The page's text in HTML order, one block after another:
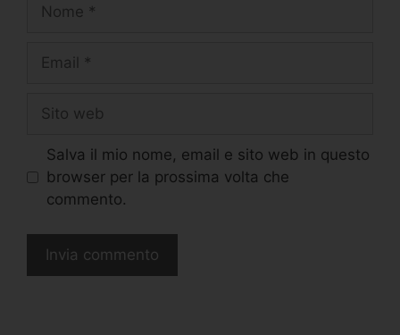
Salva il mio nome, email e sito web in questo
browser per la prossima volta che
commento.